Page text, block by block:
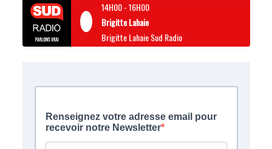
14H00-16H00
Brigitte Lahaie
Brigitte Lahaie Sud Radio